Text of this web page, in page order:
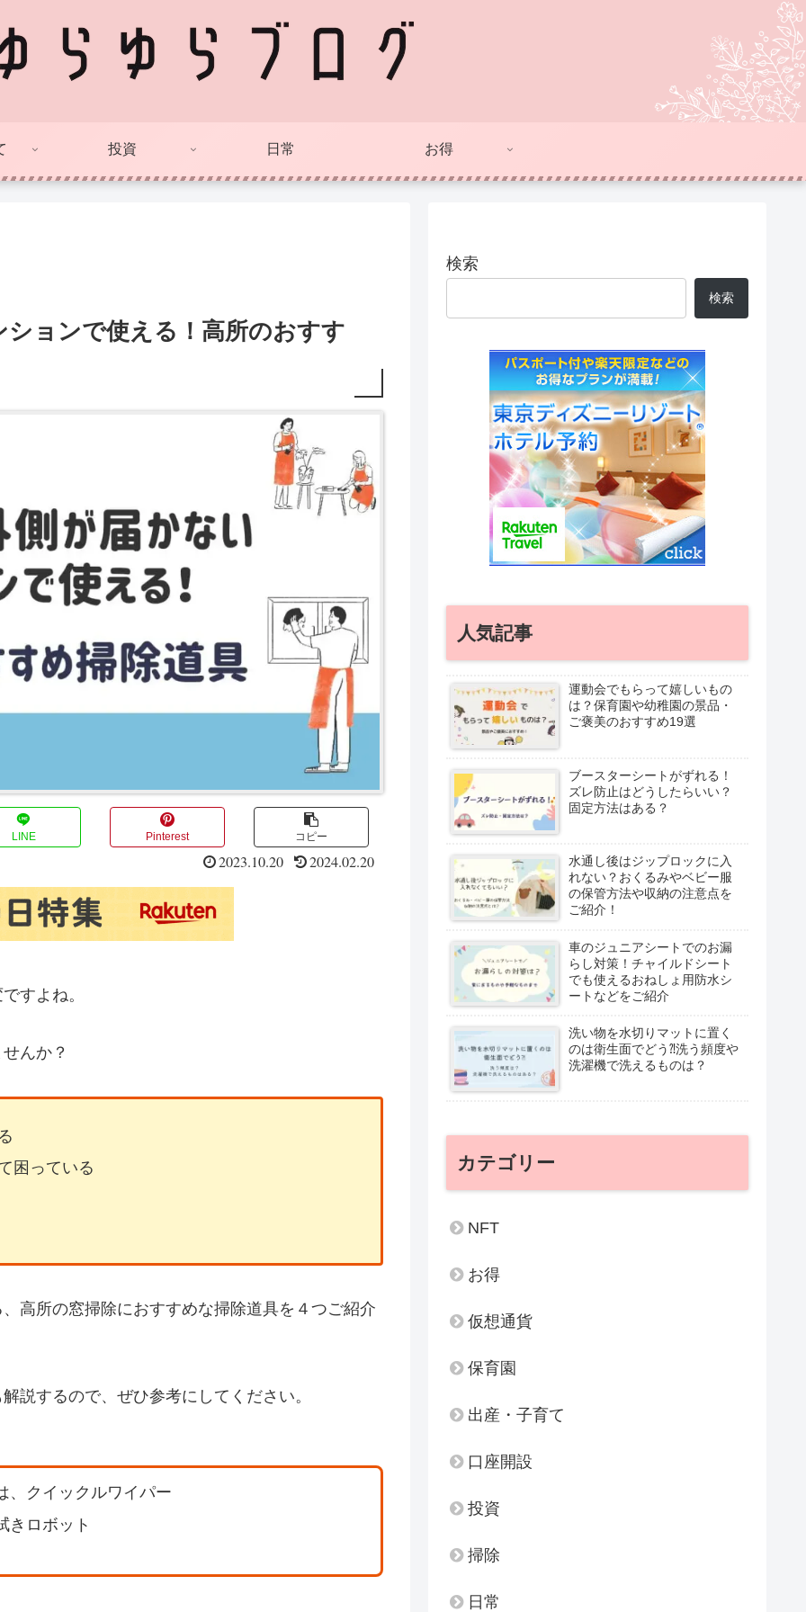
投資 日常 お得
ョンで使える！高所のおすす
LINE Pinterest コピー
2023.10.20 2024.02.20
すよね。
んか？
困っている
高所の窓掃除におすすめな掃除道具を４つご紹介
説するので、ぜひ参考にしてください。
、クイックルワイパー
きロボット
検索
検索
人気記事
運動会でもらって嬉しいもの
は？保育園や幼稚園の景品・
ご褒美のおすすめ19選
ブースターシートがずれる！
ズレ防止はどうしたらいい？
固定方法はある？
水通し後はジップロックに入
れない？おくるみやベビー服
の保管方法や収納の注意点を
ご紹介！
車のジュニアシートでのお漏
らし対策！チャイルドシート
でも使えるおねしょ用防水シ
ートなどをご紹介
洗い物を水切りマットに置く
のは衛生面でどう⁈洗う頻度や
洗濯機で洗えるものは？
カテゴリー
NFT
お得
仮想通貨
保育園
出産・子育て
口座開設
投資
掃除
日常